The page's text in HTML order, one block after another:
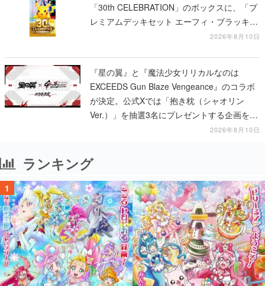
「30th CELEBRATION」のボックスに、「プ
レミアムデッキセット エーフィ・ブラッキ
ー」「FUTURISTIC BOX」の計3商品2026年8月10日
『星の翼』と『魔法少女リリカルなのは
EXCEEDS Gun Blaze Vengeance』のコラボ
が決定。公式Xでは「抱き枕（シャオリン
Ver.）」を抽選3名にプレゼントする企画を実
2026年8月10日
ランキング
1